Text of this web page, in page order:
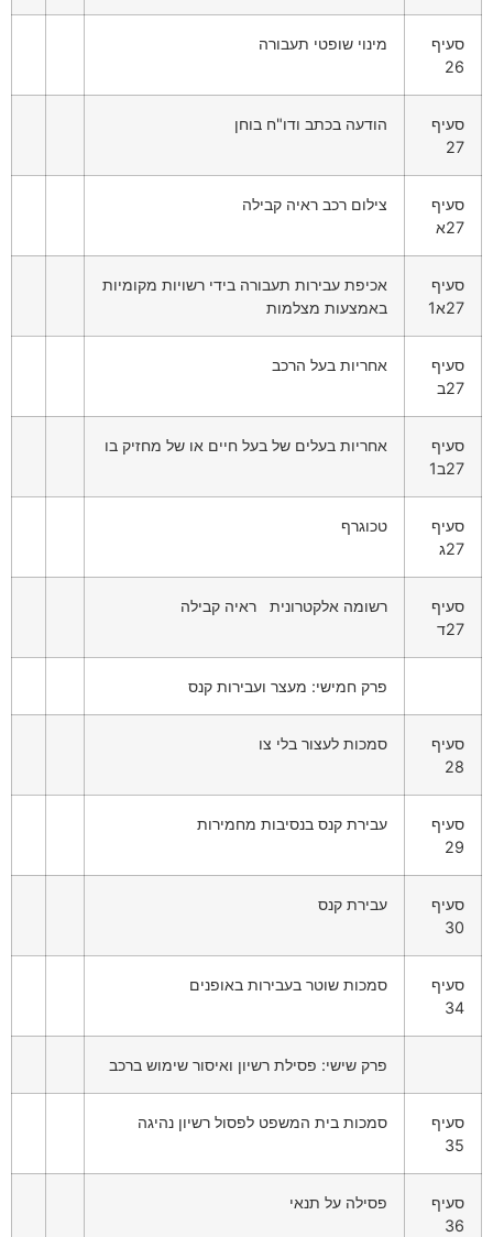
סעיף
26
מינוי שופטי תעבורה
סעיף
27
הודעה בכתב ודו"ח בוחן
סעיף
27א
צילום רכב ראיה קבילה
סעיף
27א1
אכיפת עבירות תעבורה בידי רשויות מקומיות
באמצעות מצלמות
סעיף
27ב
אחריות בעל הרכב
סעיף
27ב1
אחריות בעלים של בעל חיים או של מחזיק בו
סעיף
27ג
טכוגרף
סעיף
27ד
רשומה אלקטרונית ראיה קבילה
פרק חמישי: מעצר ועבירות קנס
סעיף
28
סמכות לעצור בלי צו
סעיף
29
עבירת קנס בנסיבות מחמירות
סעיף
30
עבירת קנס
סעיף
34
סמכות שוטר בעבירות באופנים
פרק שישי: פסילת רשיון ואיסור שימוש ברכב
סעיף
35
סמכות בית המשפט לפסול רשיון נהיגה
סעיף
36
פסילה על תנאי